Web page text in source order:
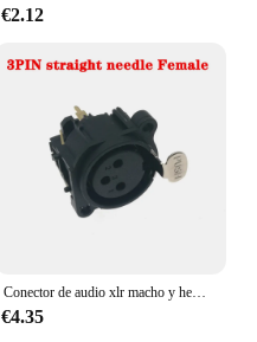
€2.12
Conector de audio xlr macho y hembra, base de soldadura PCB, instrumento musical, accesorios de interfaz Canon, 10 piezas, 3 núcleos, 3 pines
€4.35